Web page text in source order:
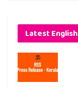
Latest